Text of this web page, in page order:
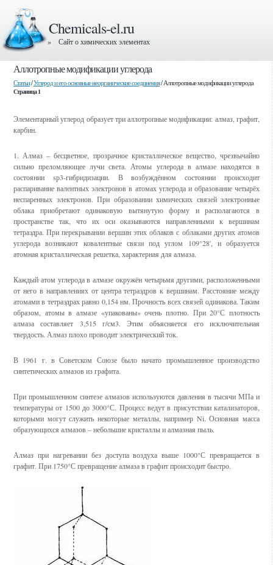
Chemicals-el.ru
» Сайт о химических элементах
Аллотропные модификации углерода
Статьи/Углерод и его основные неорганические соединения/ Аллотропные модификации углерода
Страница 1
Элементарный углерод образует три аллотропные модификации: алмаз, графит,
карбин.
1. Алмаз – бесцветное, прозрачное кристаллическое вещество, чрезвычайно
сильно преломляющее лучи света. Атомы углерода в алмазе находятся в
состоянии sр3-гибридизации. В возбуждённом состоянии происходит
распаривание валентных электронов в атомах углерода и образование четырёх
неспаренных электронов. При образовании химических связей электронные
облака приобретают одинаковую вытянутую форму и располагаются в
пространстве так, что их оси оказываются направленными к вершинам
тетраэдра. При перекрывании вершин этих облаков с облаками других атомов
углерода возникают ковалентные связи под углом 109°28', и образуется
атомная кристаллическая решетка, характерная для алмаза.
Каждый атом углерода в алмазе окружён четырьмя другими, расположенными
от него в направлениях от центра тетраэдров к вершинам. Расстояние между
атомами в тетраэдрах равно 0,154 нм. Прочность всех связей одинакова. Таким
образом, атомы в алмазе «упакованы» очень плотно. При 20°С плотность
алмаза составляет 3,515 г/см3. Этим объясняется его исключительная
твердость. Алмаз плохо проводит электрический ток.
В 1961 г. в Советском Союзе было начато промышленное производство
синтетических алмазов из графита.
При промышленном синтезе алмазов используются давления в тысячи МПа и
температуры от 1500 до 3000°С. Процесс ведут в присутствии катализаторов,
которыми могут служить некоторые металлы, например Ni. Основная масса
образующихся алмазов – небольшие кристаллы и алмазная пыль.
Алмаз при нагревании без доступа воздуха выше 1000°С превращается в
графит. При 1750°С превращение алмаза в графит происходит быстро.